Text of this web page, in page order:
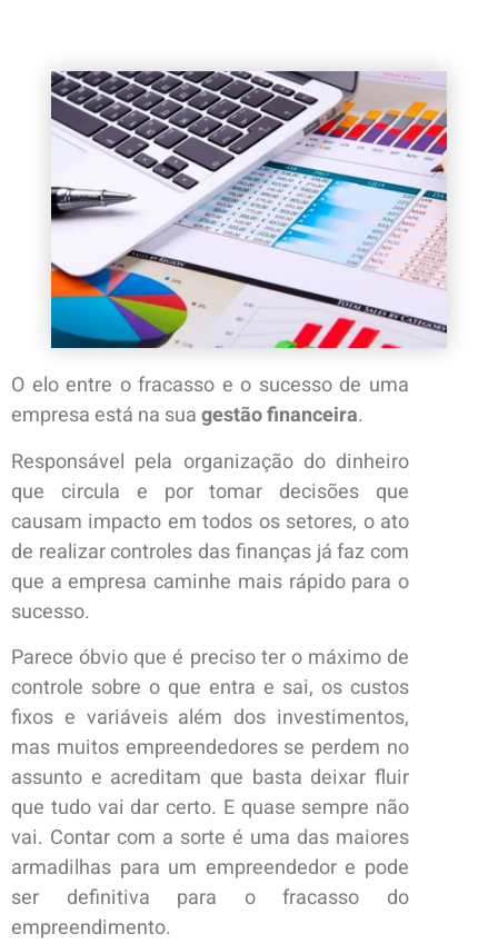
O elo entre o fracasso e o sucesso de uma
empresa está na suagestão financeira.
Responsável pela organização do dinheiro
que circula e por tomar decisões que
causam impacto em todos os setores, o ato
de realizar controles das finanças já faz com
que a empresa caminhe mais rápido para o
sucesso.
Parece óbvio que é preciso ter o máximo de
controle sobre o que entra e sai, os custos
fixos e variáveis além dos investimentos,
mas muitos empreendedores se perdem no
assunto e acreditam que basta deixar fluir
que tudo vai dar certo. E quase sempre não
vai. Contar com a sorte é uma das maiores
armadilhas para um empreendedor e pode
ser definitiva para o fracasso do
empreendimento.